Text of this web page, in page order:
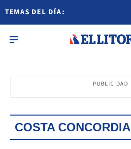
TEMAS DEL DÍA:
PUBLICIDAD
COSTA CONCORDIA